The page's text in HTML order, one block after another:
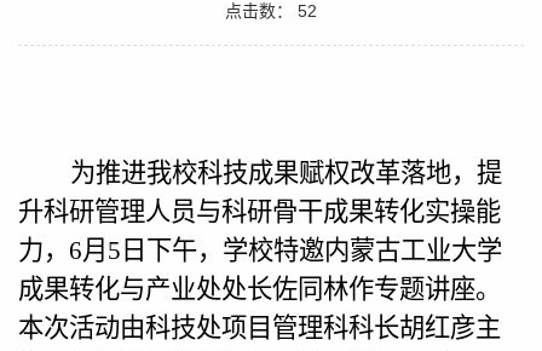
点击数： 52
为推进我校科技成果赋权改革落地，提
升科研管理人员与科研骨干成果转化实操能
力， 6月 5 日下午，学校特邀内蒙古工业大学
成果转化与产业处处长佐同林作专题讲座。
本次活动由科技处项目管理科科长胡红彦主